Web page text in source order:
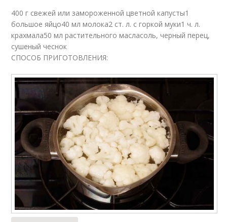
400 г свежей или замороженной цветной капусты1
большое яйцо40 мл молока2 ст. л. с горкой муки1 ч. л.
крахмала50 мл растительного масласоль, черный перец,
сушеный чеснок
СПОСОБ ПРИГОТОВЛЕНИЯ: